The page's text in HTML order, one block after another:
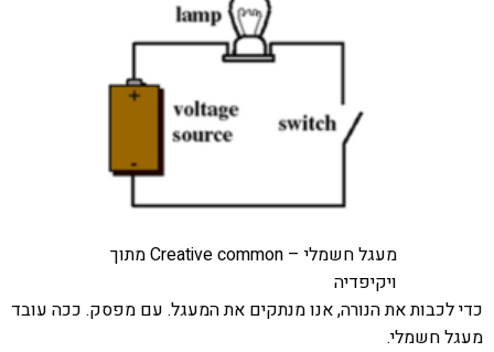
מעגל חשמלי – Creative common מתוך
ויקיפדיה
כדי לכבות את הנורה, אנו מנתקים את המעגל. עם מפסק. ככה עובד
מעגל חשמלי.